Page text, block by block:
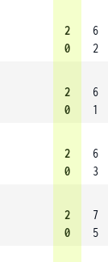
2
0
6
2
2
0
6
1
2
0
6
3
2
0
7
5